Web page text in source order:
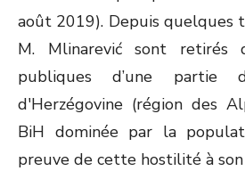
août 2019). Depuis quelques
M. Mlinarević sont retirés
publiques d’une partie
d'Herzégovine (région des
BiH dominée par la
preuve de cette hostilité à